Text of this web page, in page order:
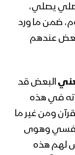
عشرة للسيد
للسيد عبد
يصلي،
ضمن ما ورد
عندهم
البعض قد
في هذه
القرآن ومن غير ما
وهوى
لهم هذه